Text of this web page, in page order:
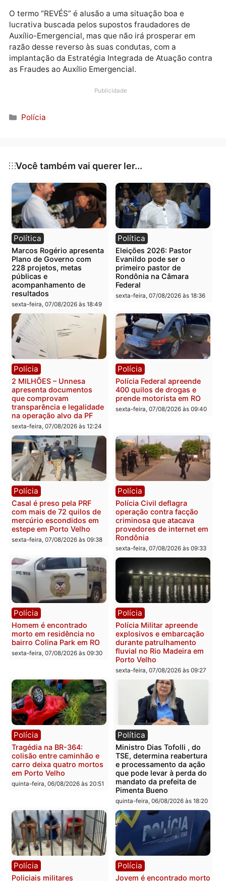
Nesta data foi cumprido um Mandado de Busca e
Apreensão na cidade de Ariquemes/RO, com objetivo
de angariar elementos probatórios relacionados a,
menos, 54 (cinquenta e quatro) contas do auxílio
emergencial fraudadas, por meio de pagamentos de
boletos e transações bancárias.
O termo “REVÉS” é alusão a uma situação boa e
Auxílio-Emergencial, mas que não irá prosperar em
Categorias
Polícia
Você também vai querer ler...
Política
Marcos Rogério apresenta
Plano de Governo com
228 projetos, metas
públicas e
acompanhamento de
resultados
sexta-feira, 07/08/2026 às 18:49
Política
Eleições 2026: Pastor
Evanildo pode ser o
primeiro pastor de
Rondônia na Câmara
Federal
sexta-feira, 07/08/2026 às
Polícia
2 MILHÕES – Unnesa
apresenta documentos
que comprovam
transparência e legalidade
na operação alvo da PF
Polícia
Polícia Federal apreende
400 quilos de drogas e
prende motorista em RO
sexta-feira, 07/08/2026 às
Polícia
Casal é preso pela PRF
com mais de 72 quilos de
mercúrio escondidos em
sexta-feira, 07/08/2026 às 09:38
Polícia
Polícia Civil deflagra
operação contra facção
criminosa que atacava
provedores de internet
Rondônia
sexta-feira, 07/08/2026 às
Polícia
Homem é encontrado
morto em residência no
Polícia
Polícia Militar apreende
explosivos e
durante patrulhamento
fluvial no Rio Madeira em
Porto Velho
sexta-feira, 07/08/2026 às